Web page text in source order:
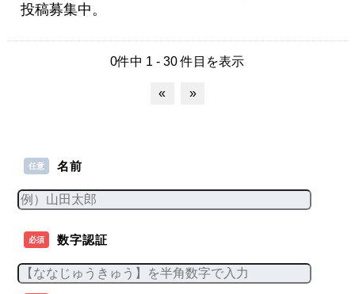
投稿募集中。
0件中 1 - 30 件目を表示
« »
任意 名前
必須 数字認証